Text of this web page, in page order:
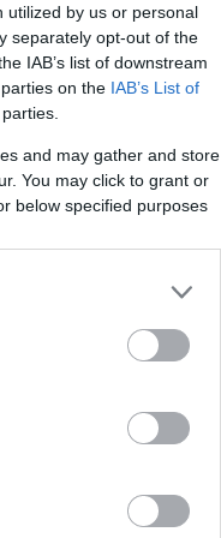
utilized by us or personal
separately opt-out of the
IAB’s list of downstream
on the IAB’s List of
and may gather and store
You may click to grant or
below specified purposes